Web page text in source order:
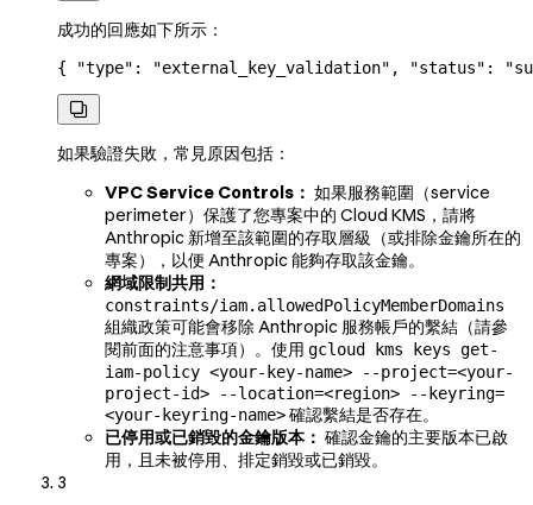
成功的回應如下所示：
{ "type" : "external_key_validation" , "status" :

如果驗證失敗，常見原因包括：
VPC Service Controls： 如果服務範圍（service
perimeter）保護了您專案中的 Cloud KMS，請將
Anthropic 新增至該範圍的存取層級（或排除金鑰所在的
專案），以便 Anthropic 能夠存取該金鑰。
網域限制共用：
constraints/iam.allowedPolicyMemberDomains
組織政策可能會移除 Anthropic 服務帳戶的繫結（請參
閱前面的注意事項）。使用 gcloud kms keys get-
iam-policy <your-key-name> --project=<your-
project-id> --location=<region> --keyring=
<your-keyring-name>確認繫結是否存在。
已停用或已銷毀的金鑰版本： 確認金鑰的主要版本已啟
用，且未被停用、排定銷毀或已銷毀。
3